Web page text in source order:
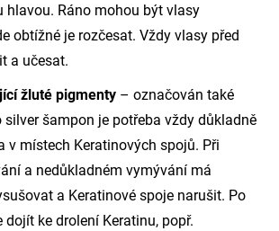
hlavou. Ráno mohou být vlasy
obtížné je rozčesat. Vždy vlasy před
a učesat.
žluté pigmenty – označován také
šampon je potřeba vždy důkladně
v místech Keratinových spojů. Při
a nedůkladném vymývání má
a Keratinové spoje narušit. Po
dojít ke drolení Keratinu, popř.